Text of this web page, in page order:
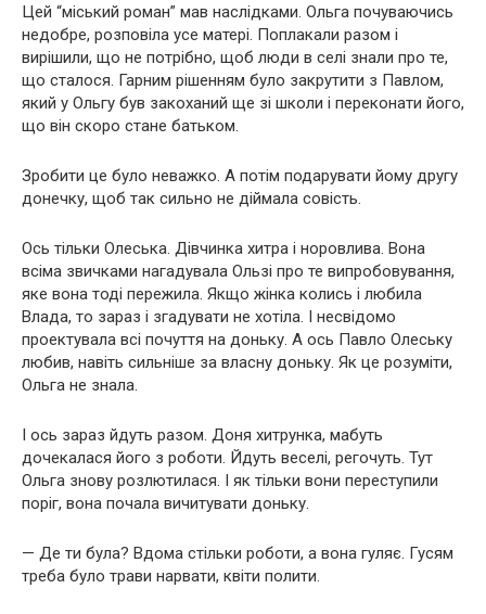
Цей “міський роман” мав наслідками. Ольга почуваючись
недобре, розповіла усе матері. Поплакали разом і
вирішили, що не потрібно, щоб люди в селі знали про те,
що сталося. Гарним рішенням було закрутити з Павлом,
який у Ольгу був закоханий ще зі школи і переконати його,
що він скоро стане батьком.
Зробити це було неважко. А потім подарувати йому другу
донечку, щоб так сильно не діймала совість.
Ось тільки Олеська. Дівчинка хитра і норовлива. Вона
всіма звичками нагадувала Ользі про те випробовування,
яке вона тоді пережила. Якщо жінка колись і любила
Влада, то зараз і згадувати не хотіла. І несвідомо
проектувала всі почуття на доньку. А ось Павло Олеську
любив, навіть сильніше за власну доньку. Як це розуміти,
Ольга не знала.
І ось зараз йдуть разом. Доня хитрунка, мабуть
дочекалася його з роботи. Йдуть веселі, регочуть. Тут
Ольга знову розлютилася. І як тільки вони переступили
поріг, вона почала вичитувати доньку.
— Де ти була? Вдома стільки роботи, а вона гуляє. Гусям
треба було трави нарвати, квіти полити.